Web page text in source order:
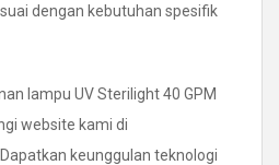
dengan kebutuhan spesifik
lampu UV Sterilight 40 GPM
website kami di
. Dapatkan keunggulan teknologi